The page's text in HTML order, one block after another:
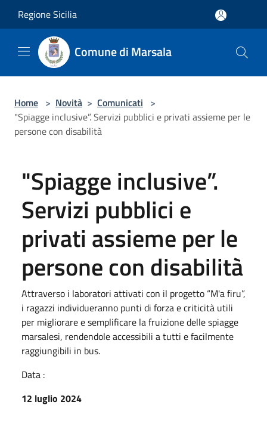
Regione Sicilia
Comune di Marsala
Home > Novità > Comunicati >
"Spiagge inclusive”. Servizi pubblici e privati assieme per le
persone con disabilità
"Spiagge inclusive”.
Servizi pubblici e
privati assieme per le
persone con disabilità
Attraverso i laboratori attivati con il progetto “M'a firu”,
i ragazzi individueranno punti di forza e criticità utili
per migliorare e semplificare la fruizione delle spiagge
marsalesi, rendendole accessibili a tutti e facilmente
raggiungibili in bus.
Data :
12 luglio 2024